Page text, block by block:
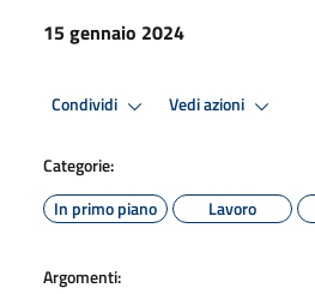
15 gennaio 2024
Condividi Vedi azioni
Categorie:
In primo piano
Lavoro
Argomenti: